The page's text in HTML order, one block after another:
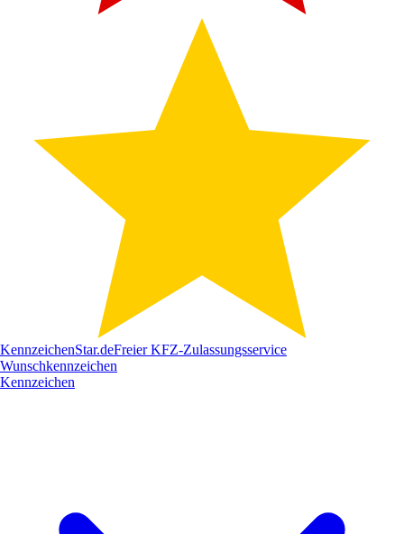
KennzeichenStar.deFreier KFZ-Zulassungsservice
Wunschkennzeichen
Kennzeichen